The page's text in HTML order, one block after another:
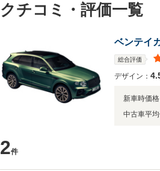
クチコミ・評価一覧
ベンテイ
総合評価
デザイン：
新車時価
中古車平
2件